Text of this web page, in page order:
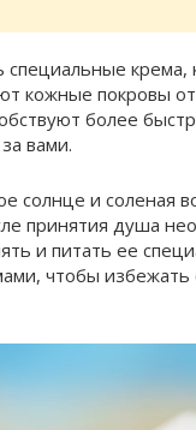
специальные крема,
кожные покровы
более
вами.
солнце и соленая
принятия душа
и питать ее
чтобы избежать